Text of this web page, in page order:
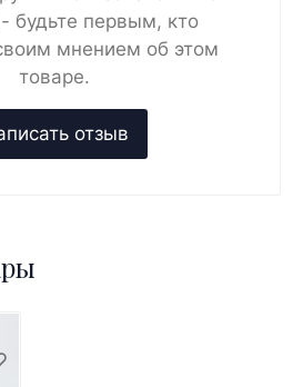
будьте первым, кто
мнением об этом
товаре.